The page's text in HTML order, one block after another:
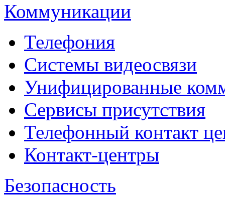
Коммуникации
Телефония
Системы видеосвязи
Унифицированные
Сервисы присутствия
Телефонный контакт
Контакт-центры
Безопасность